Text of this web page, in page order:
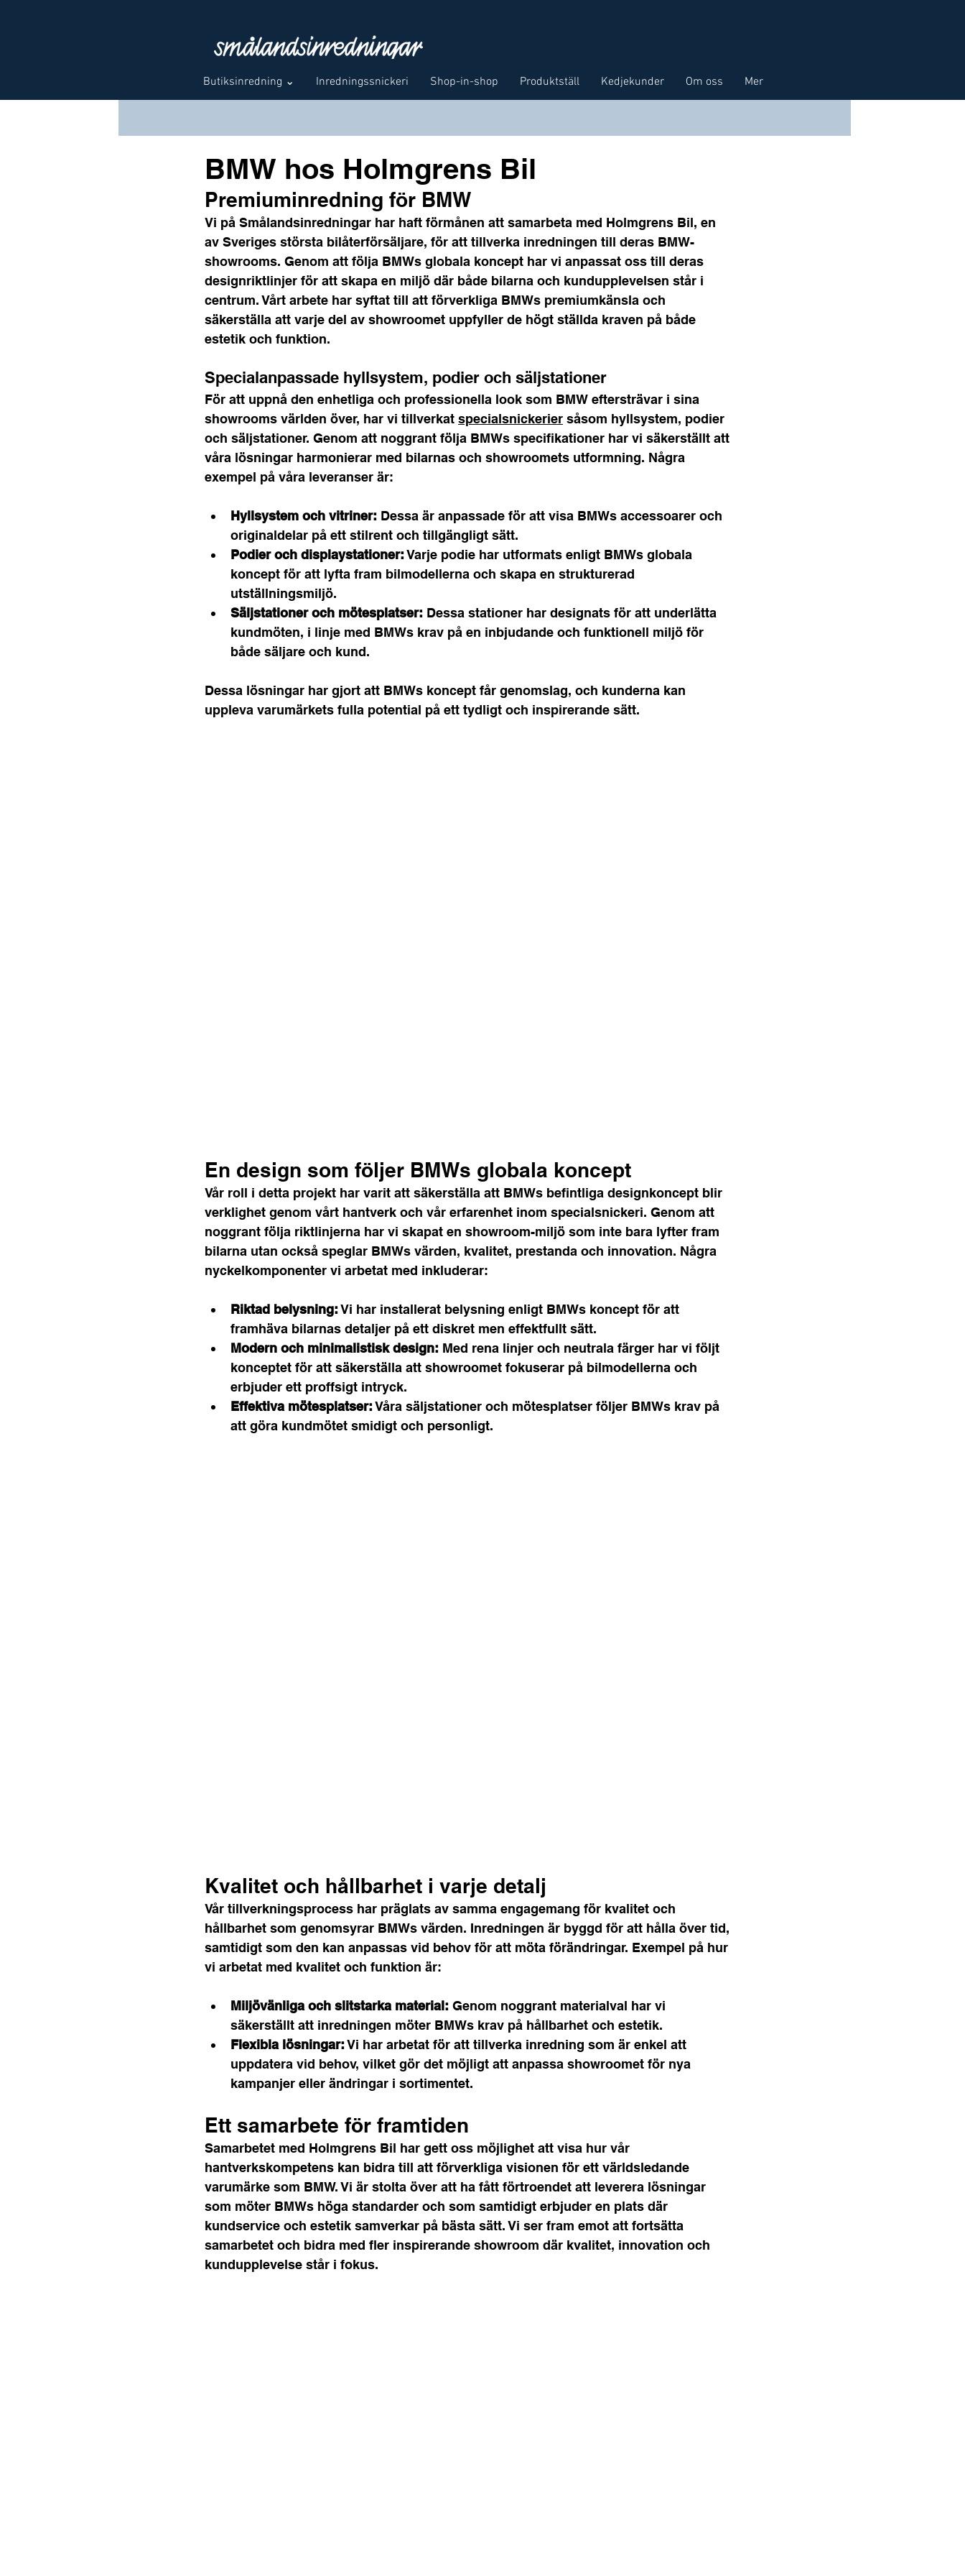
Butiksinredning ⌄ Inredningssnickeri Shop-in-shop Produktställ Kedjekunder Om oss Mer
BMW hos Holmgrens Bil
Premiuminredning för BMW
Vi på Smålandsinredningar har haft förmånen att samarbeta med Holmgrens Bil, en
av Sveriges största bilåterförsäljare, för att tillverka inredningen till deras BMW-
showrooms. Genom att följa BMWs globala koncept har vi anpassat oss till deras
designriktlinjer för att skapa en miljö där både bilarna och kundupplevelsen står i
centrum. Vårt arbete har syftat till att förverkliga BMWs premiumkänsla och
säkerställa att varje del av showroomet uppfyller de högt ställda kraven på både
estetik och funktion.
Specialanpassade hyllsystem, podier och säljstationer
För att uppnå den enhetliga och professionella look som BMW eftersträvar i sina
showrooms världen över, har vi tillverkat specialsnickerier såsom hyllsystem, podier
och säljstationer. Genom att noggrant följa BMWs specifikationer har vi säkerställt att
våra lösningar harmonierar med bilarnas och showroomets utformning. Några
exempel på våra leveranser är:
Hyllsystem och vitriner: Dessa är anpassade för att visa BMWs accessoarer och
originaldelar på ett stilrent och tillgängligt sätt.
Podier och displaystationer: Varje podie har utformats enligt BMWs globala
koncept för att lyfta fram bilmodellerna och skapa en strukturerad
utställningsmiljö.
Säljstationer och mötesplatser: Dessa stationer har designats för att underlätta
kundmöten, i linje med BMWs krav på en inbjudande och funktionell miljö för
både säljare och kund.
Dessa lösningar har gjort att BMWs koncept får genomslag, och kunderna kan
uppleva varumärkets fulla potential på ett tydligt och inspirerande sätt.
En design som följer BMWs globala koncept
Vår roll i detta projekt har varit att säkerställa att BMWs befintliga designkoncept blir
verklighet genom vårt hantverk och vår erfarenhet inom specialsnickeri. Genom att
noggrant följa riktlinjerna har vi skapat en showroom-miljö som inte bara lyfter fram
bilarna utan också speglar BMWs värden, kvalitet, prestanda och innovation. Några
nyckelkomponenter vi arbetat med inkluderar:
Riktad belysning: Vi har installerat belysning enligt BMWs koncept för att
framhäva bilarnas detaljer på ett diskret men effektfullt sätt.
Modern och minimalistisk design: Med rena linjer och neutrala färger har vi följt
konceptet för att säkerställa att showroomet fokuserar på bilmodellerna och
erbjuder ett proffsigt intryck.
Effektiva mötesplatser: Våra säljstationer och mötesplatser följer BMWs krav på
att göra kundmötet smidigt och personligt.
Kvalitet och hållbarhet i varje detalj
Vår tillverkningsprocess har präglats av samma engagemang för kvalitet och
hållbarhet som genomsyrar BMWs värden. Inredningen är byggd för att hålla över tid,
samtidigt som den kan anpassas vid behov för att möta förändringar. Exempel på hur
vi arbetat med kvalitet och funktion är:
Miljövänliga och slitstarka material: Genom noggrant materialval har vi
säkerställt att inredningen möter BMWs krav på hållbarhet och estetik.
Flexibla lösningar: Vi har arbetat för att tillverka inredning som är enkel att
uppdatera vid behov, vilket gör det möjligt att anpassa showroomet för nya
kampanjer eller ändringar i sortimentet.
Ett samarbete för framtiden
Samarbetet med Holmgrens Bil har gett oss möjlighet att visa hur vår
hantverkskompetens kan bidra till att förverkliga visionen för ett världsledande
varumärke som BMW. Vi är stolta över att ha fått förtroendet att leverera lösningar
som möter BMWs höga standarder och som samtidigt erbjuder en plats där
kundservice och estetik samverkar på bästa sätt. Vi ser fram emot att fortsätta
samarbetet och bidra med fler inspirerande showroom där kvalitet, innovation och
kundupplevelse står i fokus.